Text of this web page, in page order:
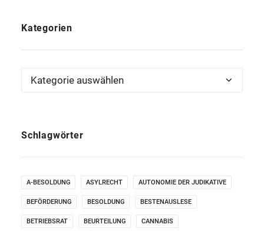
Kategorien
Kategorien
Schlagwörter
A-BESOLDUNG ASYLRECHT AUTONOMIE DER JUDIKATIVE
BEFÖRDERUNG BESOLDUNG BESTENAUSLESE
BETRIEBSRAT BEURTEILUNG CANNABIS